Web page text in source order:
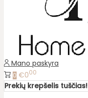
Mano paskyra
0 €000
Prekių krepšelis tuščias!